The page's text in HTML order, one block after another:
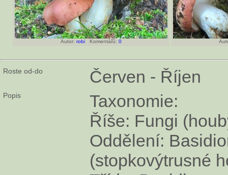
Autor: robi Komentářů: 0
Roste od-do Červen - Říjen
Popis
Taxonomie:
Říše: Fungi
Oddělení:
(stopkovýtrusné